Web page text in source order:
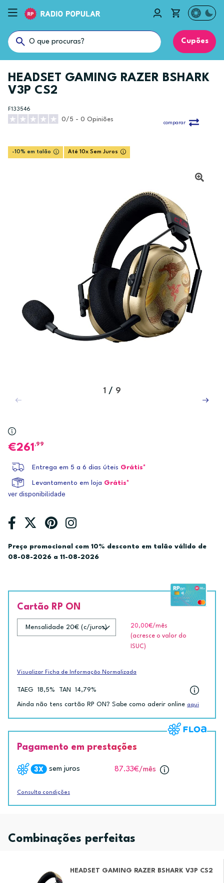
Cupões
HEADSET GAMING RAZER BSHARK
V3P CS2
F133546
0/5 - 0 Opiniões
comparar
-10% em talão Até 10x Sem Juros
1 / 9
261 ,99
Entrega em 5 a 6 dias úteis Grátis*
Levantamento em loja Grátis*
ver disponibilidade
Preço promocional com 10% desconto em talão válido de
08-08-2026 a 11-08-2026
Cartão RP ON
20,00€/mês
(acresce o valor do
ISUC)
Visualizar Ficha de Informação Normalizada
TAEG 18,5% TAN 14,79%
Ainda não tens cartão RP ON? Sabe como aderir online aqui
Pagamento em prestações
sem juros 87.33€/mês
Consulta condições
Combinações perfeitas
HEADSET GAMING RAZER BSHARK V3P CS2